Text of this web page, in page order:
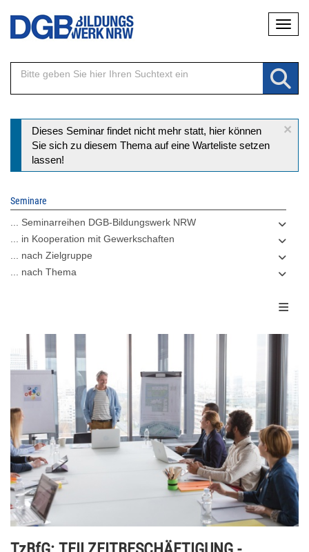
Direkt
Inhalt
×
Statusmeldung
Dieses Seminar findet nicht mehr statt, hier können
Sie sich zu diesem Thema auf eine Warteliste setzen
lassen!
Seminare
... Seminarreihen DGB-Bildungswerk NRW
... in Kooperation mit Gewerkschaften
... nach Zielgruppe
... nach Thema